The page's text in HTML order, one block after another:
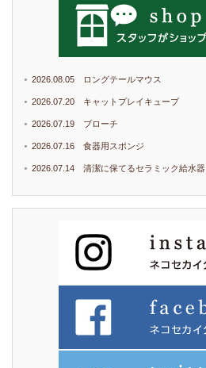
2026.08.05 ロングテールマウス
2026.07.20 キャットプレイキューブ
2026.07.19 ブローチ
2026.07.16 食器用スポンジ
2026.07.14 清潔に保てるセラミック給水器